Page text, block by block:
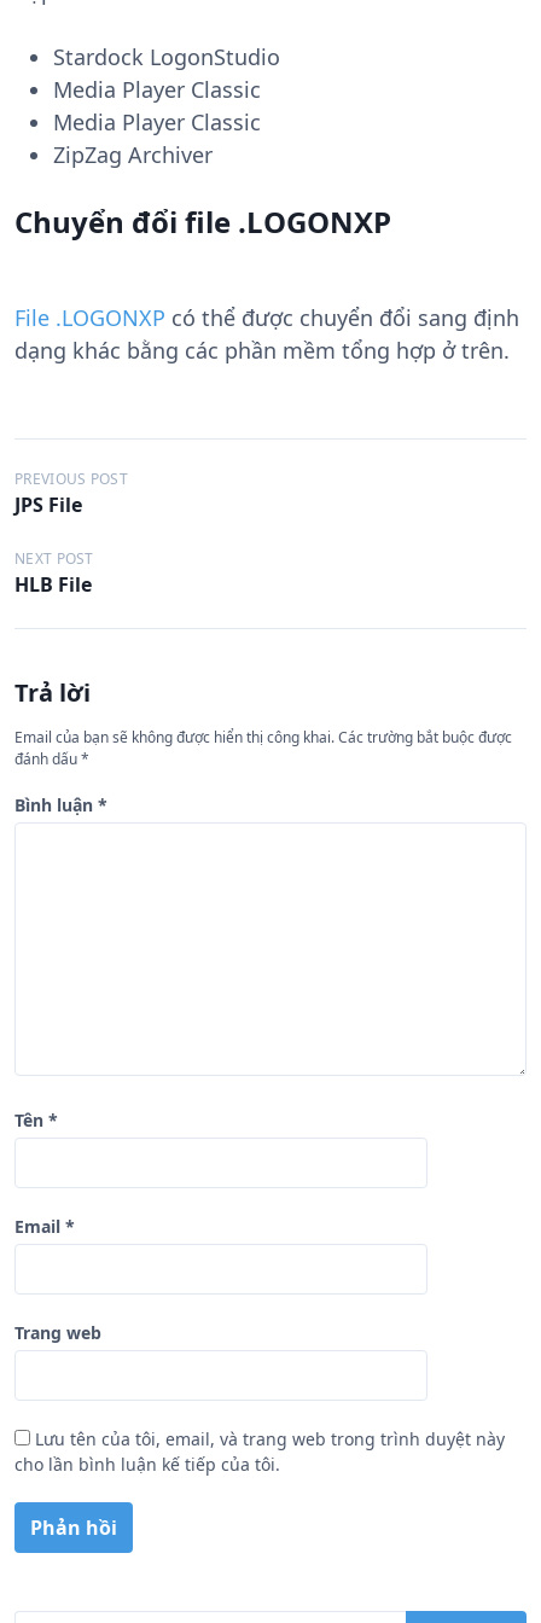
Stardock LogonStudio
Media Player Classic
Media Player Classic
ZipZag Archiver
Chuyển đổi file .LOGONXP
File .LOGONXP có thể được chuyển đổi sang định
dạng khác bằng các phần mềm tổng hợp ở trên.
Đ
i
ề
u
h
ớ
n
g
b
PREVIOUS POST
JPS File
NEXT POST
HLB File
Trả lời
Email của bạn sẽ không được hiển thị công khai.Các trường bắt buộc được
đánh dấu*
Bình luận *
Tên *
Email *
Trang web
Lưu tên của tôi, email, và trang web trong trình duyệt này
cho lần bình luận kế tiếp của tôi.